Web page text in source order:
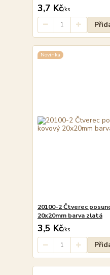
3,7 Kč/ks
Novinka
20100-2 Čtverec
20x20mm barva zlatá
3,5 Kč/ks